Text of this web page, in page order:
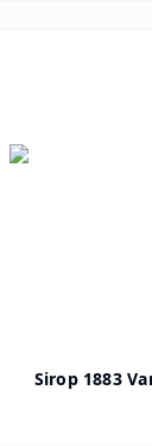
Sirop 1883